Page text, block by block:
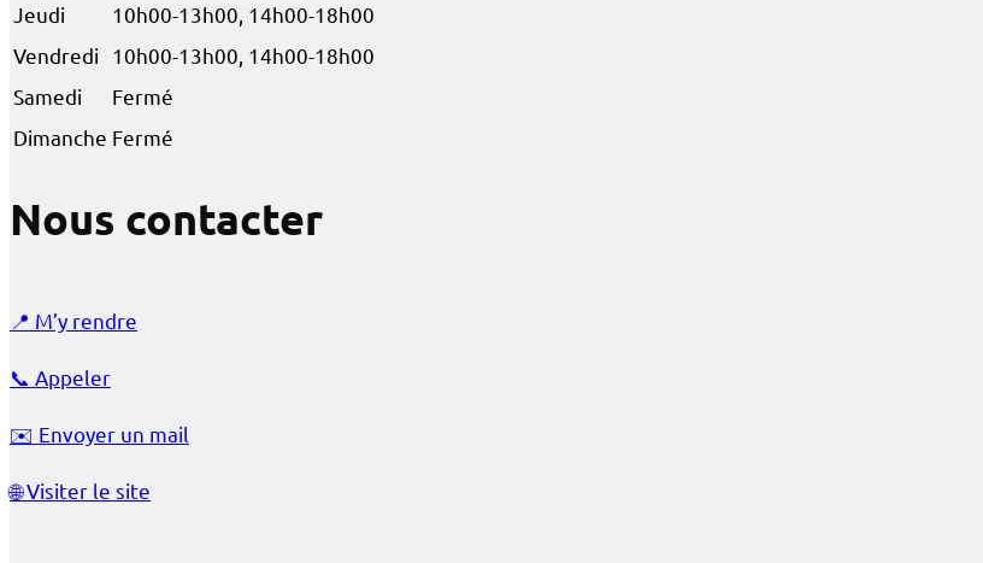
Jeudi
10h00-13h00, 14h00-18h00
Vendredi
10h00-13h00, 14h00-18h00
Samedi
Fermé
Dimanche Fermé
Nous contacter
📍 M’y rendre
📞 Appeler
✉️ Envoyer un mail
🌐Visiter le site